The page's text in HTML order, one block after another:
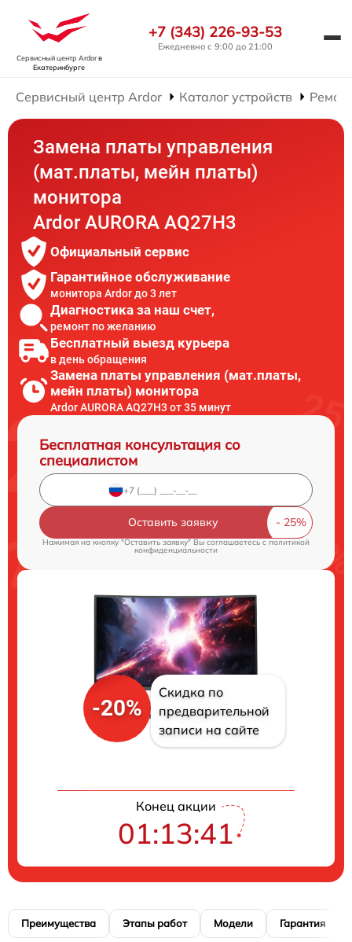
Сервисный центр Ardorв
Екатеринбурге
+7 (343) 226-93-53
Ежедневно с 9:00 до 21:00
Сервисный центр Ardor Каталог устройств
Замена платы управления
(мат.платы, мейн платы)
монитора
Ardor AURORA AQ27H3
Официальный сервис
Гарантийное обслуживание
монитора Ardor до 3 лет
Диагностика за наш счет,
ремонт по желанию
Бесплатный выезд курьера
в день обращения
Замена платы управления (мат.платы,
мейн платы) монитора
Ardor AURORA AQ27H3 от 35 минут
Бесплатная консультация со
специалистом
Оставить заявку
Нажимая на кнопку "Оставить заявку" Вы соглашаетесь cполитикой
конфиденциальности
-20%
Скидка по
предварительной
записи на сайте
Конец акции
01:13:41
Преимущества Этапы работ Модели Гарантия